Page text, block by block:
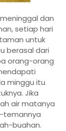
dan
setiap hari
untuk
berasal dari
orang-orang
minggu itu
Jika
air matanya
temannya
buahan.